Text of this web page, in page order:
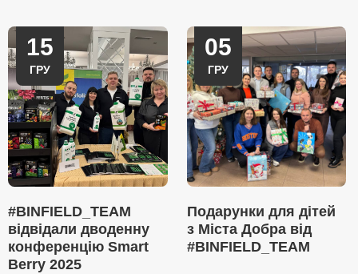
15
ГРУ
#BINFIELD_TEAM
відвідали дводенну
конференцію Smart
Berry 2025
05
ГРУ
Подарунки для дітей
з Міста Добра від
#BINFIELD_TEAM